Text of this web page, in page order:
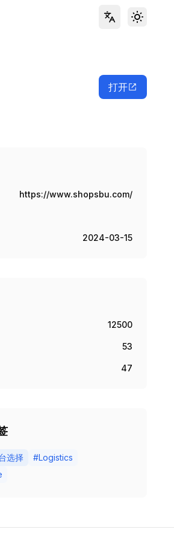
Toggle
打开
https://www.shopsbu.com/
2024-03-15
12500
53
47
选择 #Logistics